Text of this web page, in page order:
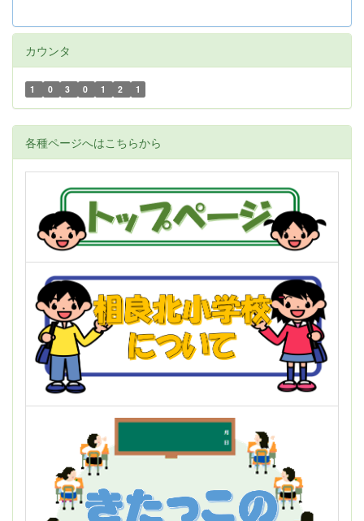
カウンタ
1 0 3 0 1 2 1
各種ページへはこちらから